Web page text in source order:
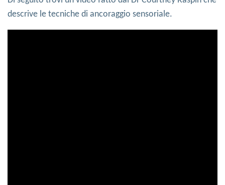
descrive le tecniche di ancoraggio sensoriale.